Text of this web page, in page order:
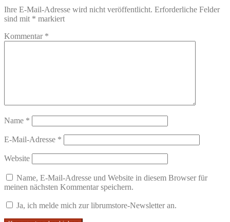
Ihre E-Mail-Adresse wird nicht veröffentlicht. Erforderliche Felder
sind mit * markiert
Kommentar *
Name *
E-Mail-Adresse *
Website
Name, E-Mail-Adresse und Website in diesem Browser für
meinen nächsten Kommentar speichern.
Ja, ich melde mich zur librumstore-Newsletter an.